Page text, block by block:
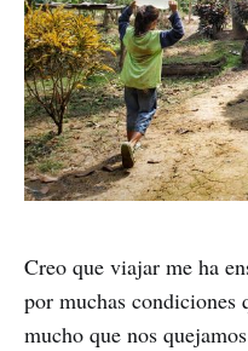
Creo que viajar me ha
por muchas condiciones
mucho que nos